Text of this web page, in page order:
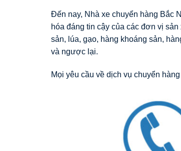
Đến nay, Nhà xe chuyển hàng Bắc
hóa đáng tin cậy của các đơn vị
sản, lúa, gạo, hàng khoáng sản,
và ngược lại.
Mọi yêu cầu về dịch vụ chuyển